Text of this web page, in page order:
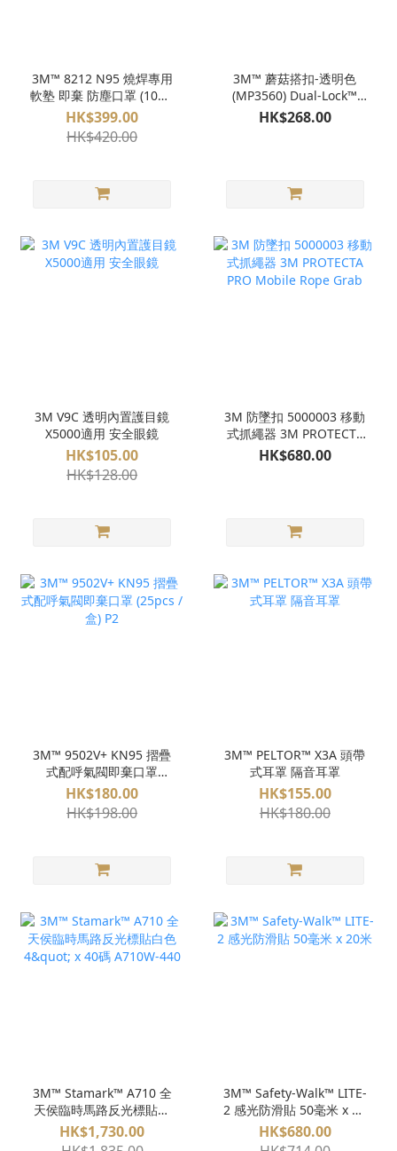
3M™ 8212 N95 燒焊專用
軟塾 即棄 防塵口罩 (10隻/
盒）
HK$399.00
HK$420.00
3M™ 蘑菇搭扣-透明色
(MP3560) Dual-Lock™
Ultra Strong Fastener
pn 06463
HK$268.00
3M V9C 透明內置護目鏡
X5000適用 安全眼鏡
HK$105.00
HK$128.00
3M 防墜扣 5000003 移動
式抓繩器 3M PROTECTA
PRO Mobile Rope Grab
HK$680.00
3M™ 9502V+ KN95 摺疊
式配呼氣閥即棄口罩
(25pcs / 盒) P2
HK$180.00
HK$198.00
3M™ PELTOR™ X3A 頭帶
式耳罩 隔音耳罩
HK$155.00
HK$180.00
3M™ Stamark™ A710 全
天侯臨時馬路反光標貼白
色 4" x 40碼 A710W-440
HK$1,730.00
3M™ Safety-Walk™ LITE-
2 感光防滑貼 50毫米 x 20
米
HK$680.00